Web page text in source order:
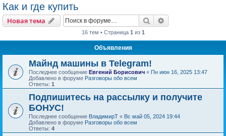
Как и где купить
Новая тема Поиск
16 тем • Страница 1 из 1
Объявления
Майнд машины в Telegram!
Последнее сообщение Евгений Борисович « Пн июн 16, 2025 13:47
Добавлено в форуме Разговоры обо всем
Ответы: 1
Подпишитесь на рассылку и получите
БОНУС!
Последнее сообщение ВладимирТ « Вс май 05, 2024 19:44
Добавлено в форуме Разговоры обо всем
Ответы: 4